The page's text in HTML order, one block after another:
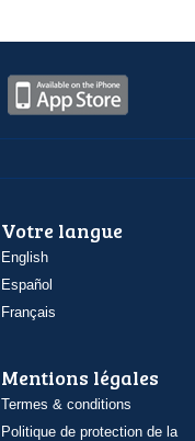
Votre langue
English
Español
Français
Mentions légales
Termes & conditions
Politique de protection de la